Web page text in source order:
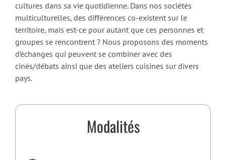
cultures dans sa vie quotidienne. Dans nos sociétés
multiculturelles, des différences co-existent sur le
territoire, mais est-ce pour autant que ces personnes et
groupes se rencontrent ? Nous proposons des moments
d’échanges qui peuvent se combiner avec des
cinés/débats ainsi que des ateliers cuisines sur divers
pays.
Modalités